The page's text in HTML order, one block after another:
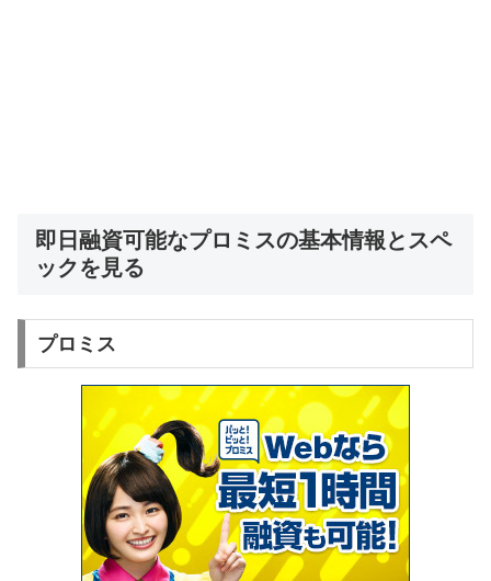
即日融資可能なプロミスの基本情報とスペ
ックを見る
プロミス